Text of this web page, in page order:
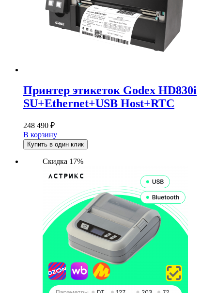
Принтер этикеток Godex HD830i
SU+Ethernet+USB Host+RTC
248 490 ₽
В корзину
Купить в один клик
Скидка 17%